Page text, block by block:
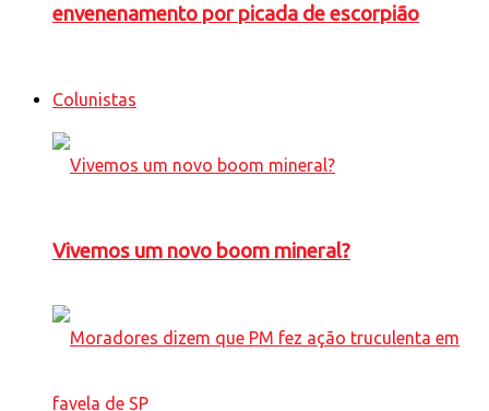
envenenamento por picada de escorpião
Colunistas
Vivemos um novo boom mineral?